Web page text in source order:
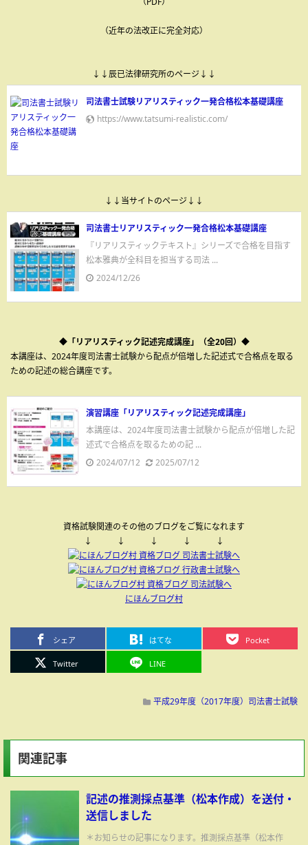
（近年の法改正に完全対応）
↓↓辰已法律研究所のページ↓↓
司法書士試験リアリスティック一発合格松本基礎講座
https://www.tatsumi-realistic.com/
↓↓当サイトのページ↓↓
司法書士リアリスティック一発合格松本基礎講座
『リアリスティックテキスト』シリーズで合格を目指す
松本雅典が全科目を担当する司法 ...
2024/12/26
◆「リアリスティック記述完成講座」（全20回）◆
本講座は、2024年度司法書士試験から配点が倍増した記述式で合格点を取る
ための記述の総合講座です。
演習講座「リアリスティック記述完成講座」
本講座は、2024年度司法書士試験から配点が倍増した記
述式で合格点を取るための記 ...
2024/07/12
2025/07/12
資格試験関連のその他のブログをご覧になれます
↓ ↓ ↓ ↓ ↓
にほんブログ村
シェア はてな Pocket
Twitter LINE
平成29年度（2017年度）司法書士試験
関連記事
記述の推測採点基準（松本作成）を送付・
送信しました
＊お知らせの記事になります。推測採点基準（松本作